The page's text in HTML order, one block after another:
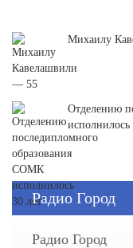
Михаилу
Отделению
исполнилось
Радио Город
Радио Город